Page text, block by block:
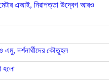
এআই, নিরাপত্তা উদ্বেগ আরও
এমু, দর্শনার্থীদের কৌতূহল
হলো